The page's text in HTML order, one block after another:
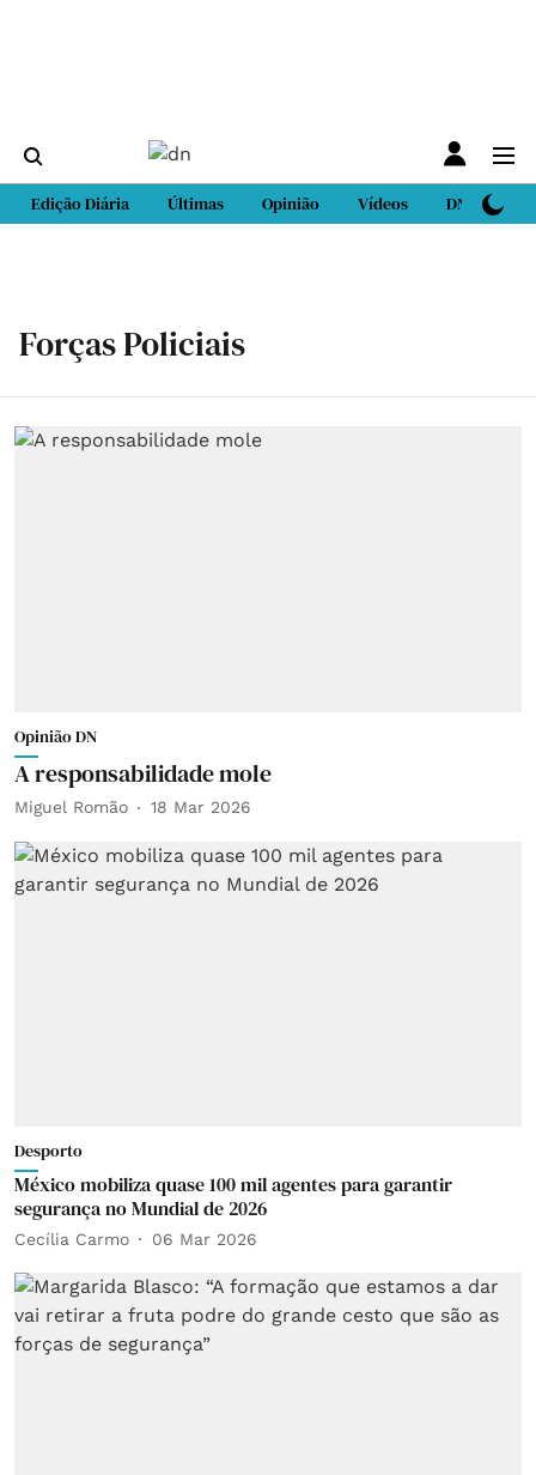
Edição Diária Últimas Opinião Vídeos DN Sport
Forças Policiais
Opinião DN
A responsabilidade mole
Miguel Romão 18 Mar 2026
Desporto
México mobiliza quase 100 mil agentes para garantir
segurança no Mundial de 2026
Cecília Carmo 06 Mar 2026